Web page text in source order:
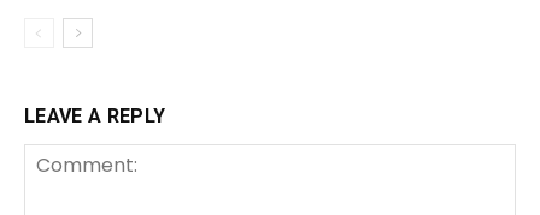
LEAVE A REPLY